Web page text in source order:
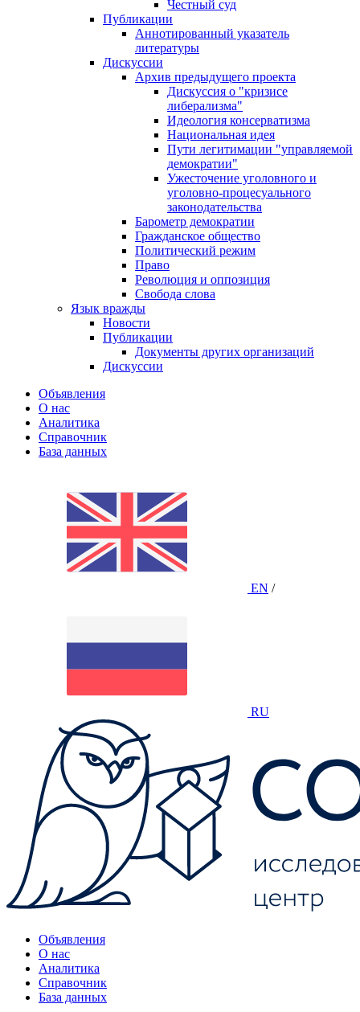
Честный суд
Публикации
Аннотированный указатель
литературы
Дискуссии
Архив предыдущего проекта
Дискуссия о "кризисе
либерализма"
Идеология консерватизма
Национальная идея
Пути легитимации "управляемой
демократии"
Ужесточение уголовного и
уголовно-процесуального
законодательства
Барометр демократии
Гражданское общество
Политический режим
Право
Революция и оппозиция
Свобода слова
Язык вражды
Новости
Публикации
Документы других организаций
Дискуссии
Объявления
О нас
Аналитика
Справочник
База данных
EN /
RU
Объявления
О нас
Аналитика
Справочник
База данных